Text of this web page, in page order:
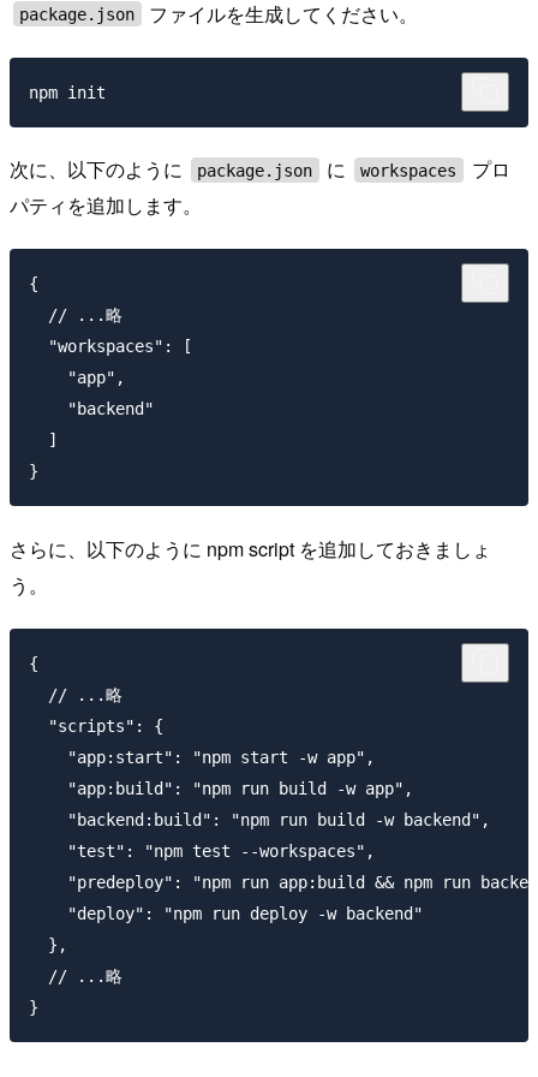
package.json ファイルを生成してください。
次に、以下のように package.json に workspaces
プロ
パティを追加します。
{
  // ...略
  "workspaces": [
    "app",
    "backend"
  ]
さらに、以下のように npm script を追加しておきましょ
う。
{
  // ...略
  "scripts": {
    "app:start": "npm start -w app",
    "app:build": "npm run build -w app",
    "backend:build": "npm run build -w backend",
    "test": "npm test --workspaces",
"predeploy": "npm run app:build && npm run
    "deploy": "npm run deploy -w backend"
  },
  // ...略